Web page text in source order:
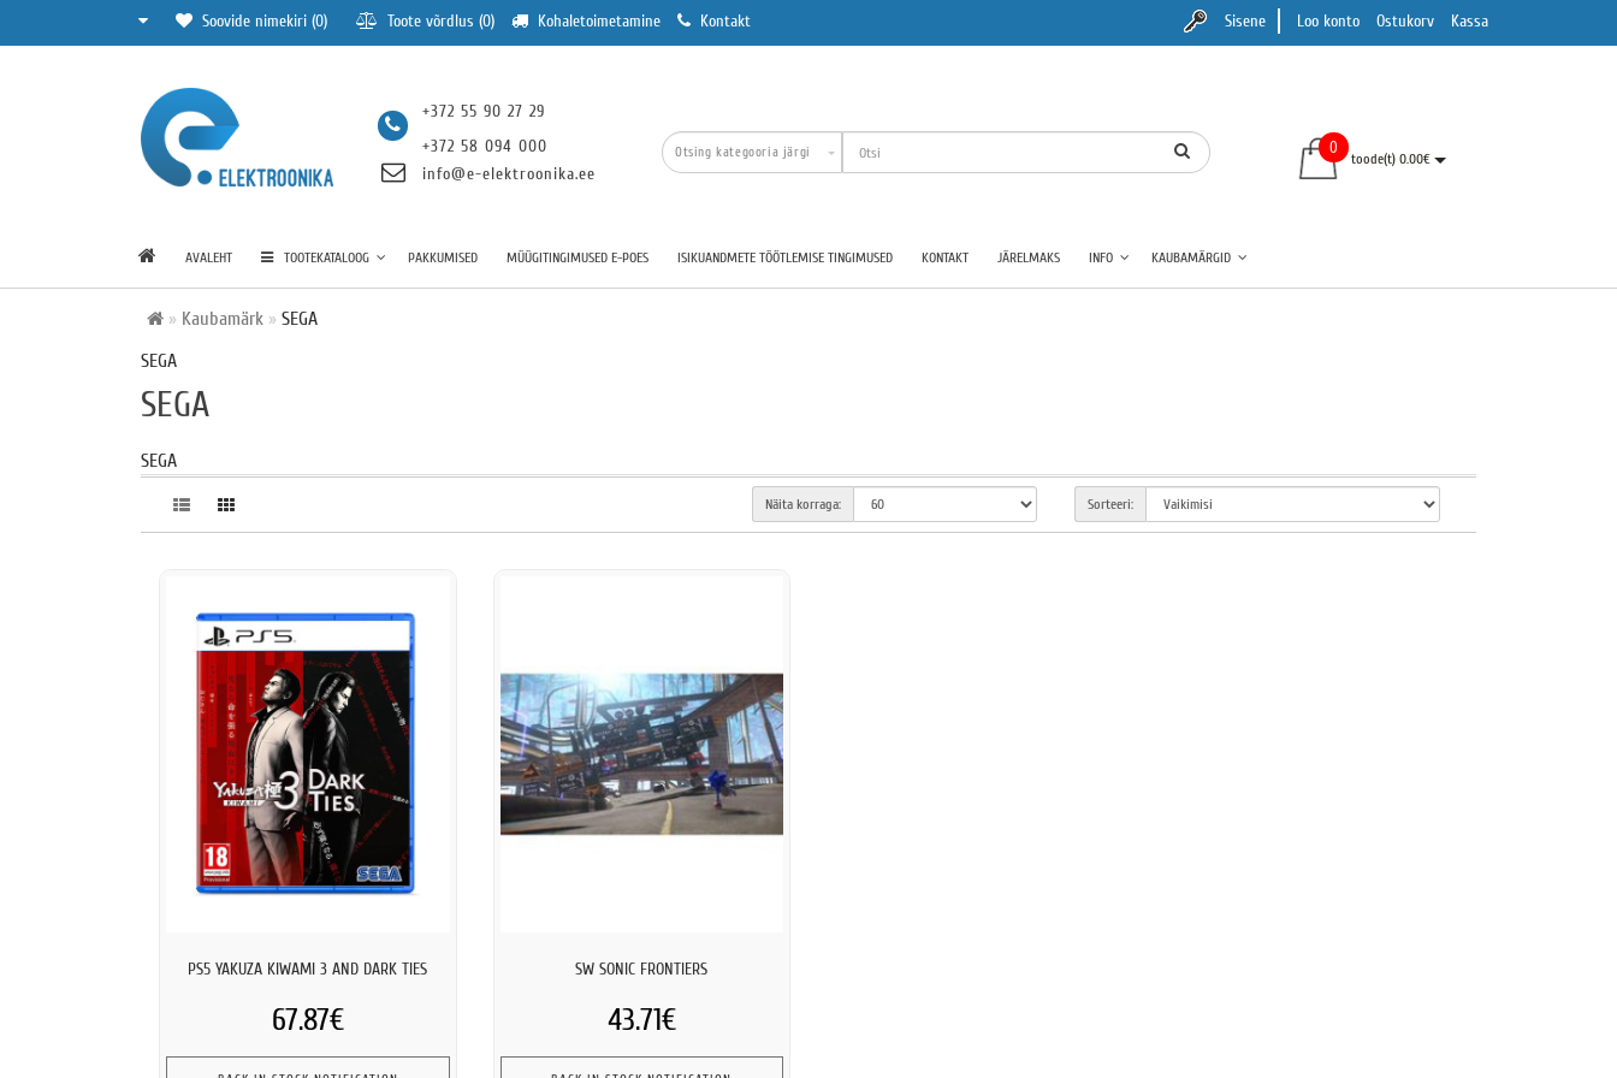
Soovide nimekiri (0) Toote võrdlus (0) Kohaletoimetamine Kontakt Sisene Loo konto Ostukorv Kassa
+372 55 90 27 29
+372 58 094 000
info@e-elektroonika.ee
0
toode(t) 0.00€
AVALEHT TOOTEKATALOOG PAKKUMISED MÜÜGITINGIMUSED E-POES ISIKUANDMETE TÖÖTLEMISE TINGIMUSED KONTAKT JÄRELMAKS INFO KAUBAMÄRGID
Kaubamärk
SEGA
SEGA
SEGA
SEGA
Sorteeri:
Näita korraga:
PS5 YAKUZA KIWAMI 3 AND DARK TIES
67.87€
SW SONIC FRONTIERS
43.71€